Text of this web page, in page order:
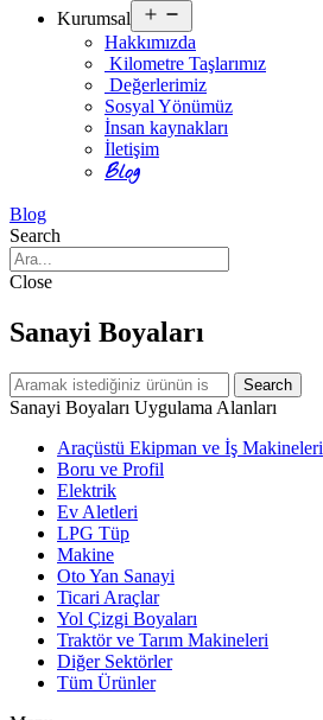
Kurumsal
menu
Hakkımızda
Kilometre Taşlarımız
Değerlerimiz
Sosyal Yönümüz
İnsan kaynakları
İletişim
Blog
Blog
Search
Close
Sanayi Boyaları
Search
Sanayi Boyaları Uygulama Alanları
Araçüstü Ekipman ve İş Makineleri
Boru ve Profil
Elektrik
Ev Aletleri
LPG Tüp
Makine
Oto Yan Sanayi
Ticari Araçlar
Yol Çizgi Boyaları
Traktör ve Tarım Makineleri
Diğer Sektörler
Tüm Ürünler